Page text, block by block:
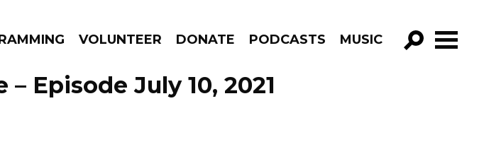
VOLUNTEER DONATE PODCASTS MUSIC
GO!
Episode July 10, 2021